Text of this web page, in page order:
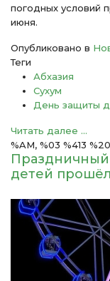
погодных условий
июня.
Опубликовано в
Теги
Абхазия
Сухум
День защиты
Читать далее ...
%AM, %03 %413
детей